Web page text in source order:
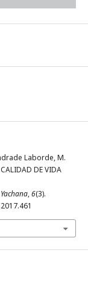
Laborde, M.
DE VIDA
Yachana,6(3).